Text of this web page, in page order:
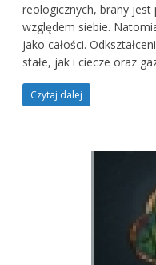
reologicznych, brany jest
względem siebie.
jako całości.
stałe, jak i ciecze oraz
Czytaj dalej